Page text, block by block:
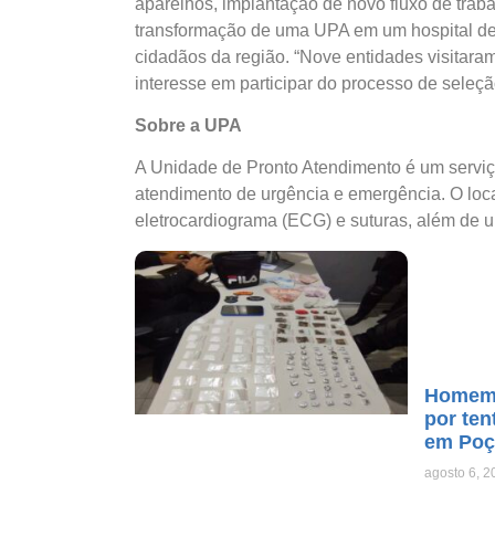
transformação de uma UPA em um hospital
cidadãos da região. “Nove entidades
interesse em participar do processo de
Sobre a UPA
A Unidade de Pronto Atendimento é um
atendimento de urgência e emergência. O
eletrocardiograma (ECG) e suturas, além de
por
em
agosto 6,